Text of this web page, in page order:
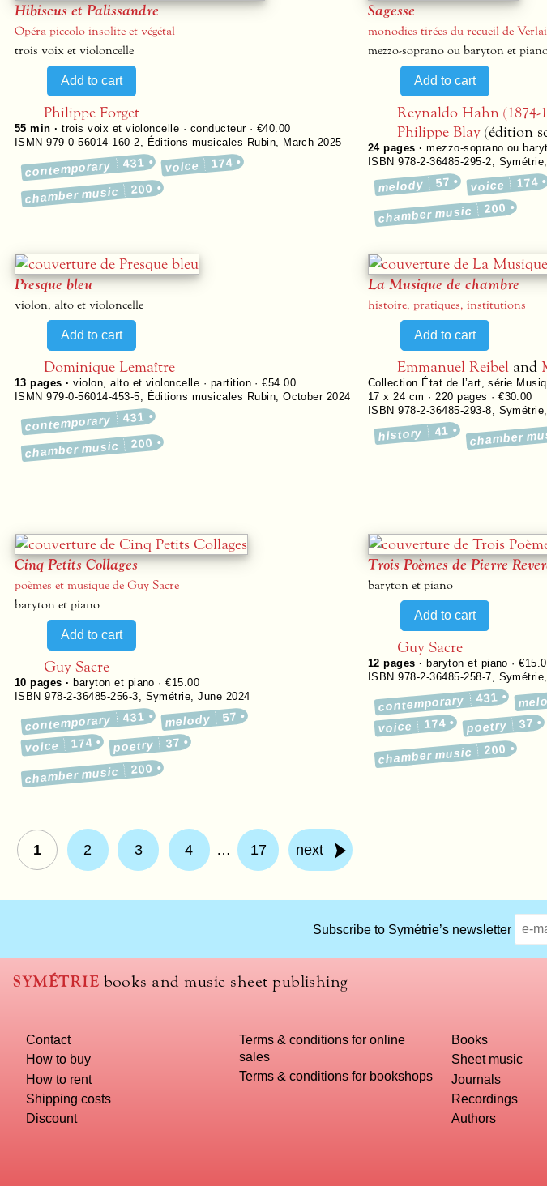
Hibiscus et Palissandre
Opéra piccolo insolite et végétal
trois voix et violoncelle
Philippe Forget
55 min ·trois voix et violoncelle · conducteur · €40.00
ISMN 979-0-56014-160-2
Éditions musicales Rubin March 2025
contemporary 431 voice 174
chamber music 200
Sagesse
monodies tirées du recueil de
mezzo-soprano ou baryton et
Reynaldo Hahn (1874-
Philippe Blay (édition
24pages ·mezzo-soprano ou
ISBN 978-2-36485-295-2
Symétrie
melody 57 voice 174
chamber music 200
Presque bleu
violon, alto et violoncelle
Dominique Lemaître
13 pages ·violon, alto et violoncelle · partition · €54.00
ISMN 979-0-56014-453-5
Éditions musicales Rubin ,October 2024
contemporary 431
chamber music 200
La Musique de chambre
histoire, pratiques, institutions
Emmanuel Reibel and
Collection État de l’art, série
17 x 24 cm · 220 pages ·€30.00
ISBN 978-2-36485-293-8
Symétrie
history 41 chamber
Cinq Petits Collages
poèmes et musique de Guy Sacre
baryton et piano
Guy Sacre
10 pages · baryton et piano · €15.00
ISBN 978-2-36485-256-3, Symétrie,June 2024
contemporary 431 melody 57
voice 174 poetry 37
chamber music 200
Trois Poèmes de Pierre
baryton et piano
Guy Sacre
12 pages · baryton et piano ·
ISBN 978-2-36485-258-7, Symétrie
contemporary 431
voice 174 poetry 37
chamber music 200
1 2 3 4 … 17 next
should
we
use
you
computer?
Subscribe to Symétrie’s newsletter
SYMÉTRIE books and music sheet publishing
Contact
How to buy
How to rent
Shipping costs
Discount
Terms & conditions for online
sales
Terms & conditions for bookshops
Books
Sheet music
Journals
Recordings
Authors